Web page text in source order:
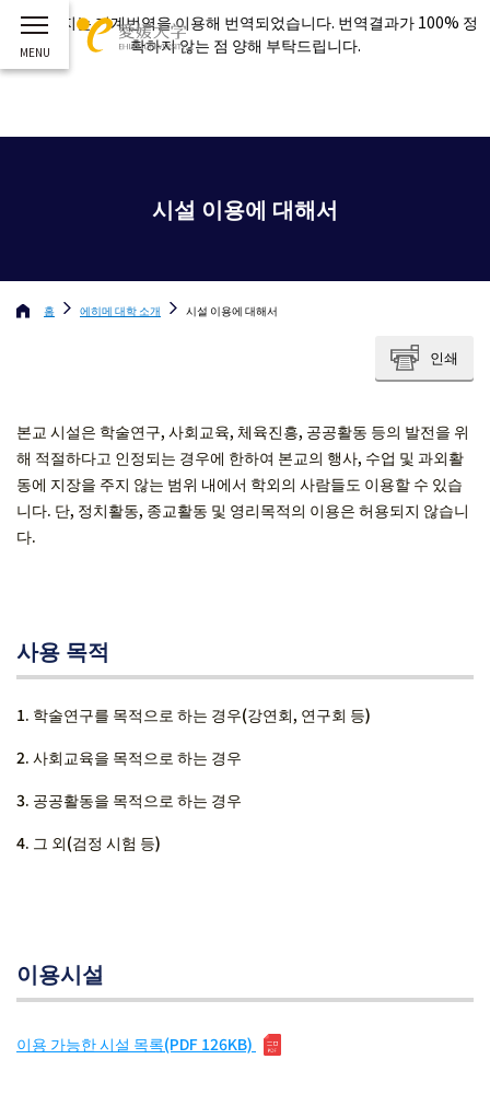
이 페이지는 기계번역을 이용해 번역되었습니다. 번역결과가 100% 정
확하지 않는 점 양해 부탁드립니다.
시설 이용에 대해서
홈 에히메 대학 소개 시설 이용에 대해서
인쇄
본교 시설은 학술연구, 사회교육, 체육진흥, 공공활동 등의 발전을 위
해 적절하다고 인정되는 경우에 한하여 본교의 행사, 수업 및 과외활
동에 지장을 주지 않는 범위 내에서 학외의 사람들도 이용할 수 있습
니다. 단, 정치활동, 종교활동 및 영리목적의 이용은 허용되지 않습니
다.
사용 목적
학술연구를 목적으로 하는 경우(강연회, 연구회 등)
사회교육을 목적으로 하는 경우
공공활동을 목적으로 하는 경우
그 외(검정 시험 등)
이용시설
이용 가능한 시설 목록(PDF 126KB)